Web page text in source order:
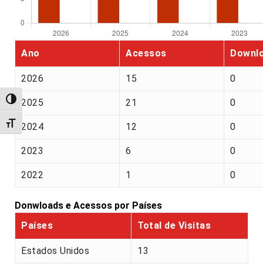
Alternar alto contraste
Alternar tamanho da fonte
Ano Acessos
2026 15 0
2025 21 0
2024 12 0
2023 6 0
2022 1 0
Donwloads e Acessos por Países
Países
Total de Visitas
Estados Unidos 13